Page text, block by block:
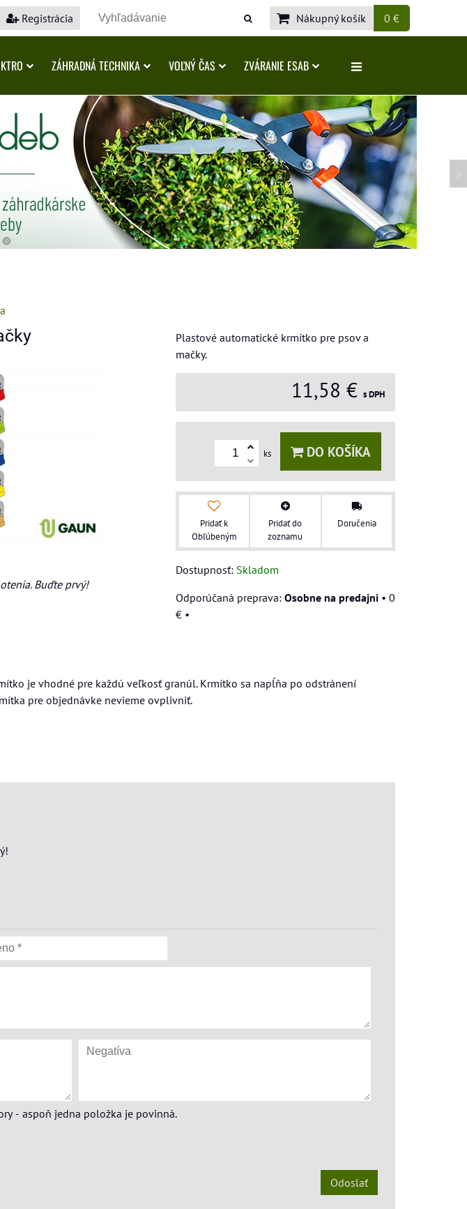
Registrácia Nákupný košík 0 €
ZÁHRADNÁ TECHNIKA VOĽNÝ ČAS ZVÁRANIE ESAB
Buďte prvý!
Plastové automatické krmítko pre psov a
mačky.
11,58 € s DPH
ks DO KOŠÍKA
Pridať k
Obľúbeným
Pridať do
zoznamu
Doručenia
Dostupnosť: Skladom
Osobne na predajni • 0
€ •
je vhodné pre každú veľkosť granúl. Krmítko sa napĺňa po odstránení
pre objednávke nevieme ovplivniť.
- aspoň jedna položka je povinná.
Odoslať